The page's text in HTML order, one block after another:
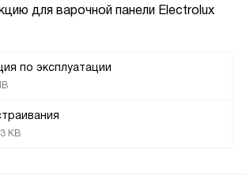
для варочной панели Electrolux
по эксплуатации
KB